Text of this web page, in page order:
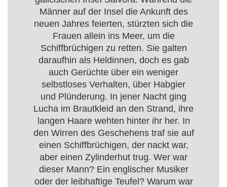
Männer auf der Insel die Ankunft des
neuen Jahres feierten, stürzten sich die
Frauen allein ins Meer, um die
Schiffbrüchigen zu retten. Sie galten
daraufhin als Heldinnen, doch es gab
auch Gerüchte über ein weniger
selbstloses Verhalten, über Habgier
und Plünderung. In jener Nacht ging
Lucha im Brautkleid an den Strand, ihre
langen Haare wehten hinter ihr her. In
den Wirren des Geschehens traf sie auf
einen Schiffbrüchigen, der nackt war,
aber einen Zylinderhut trug. Wer war
dieser Mann? Ein englischer Musiker
oder der leibhaftige Teufel? Warum war